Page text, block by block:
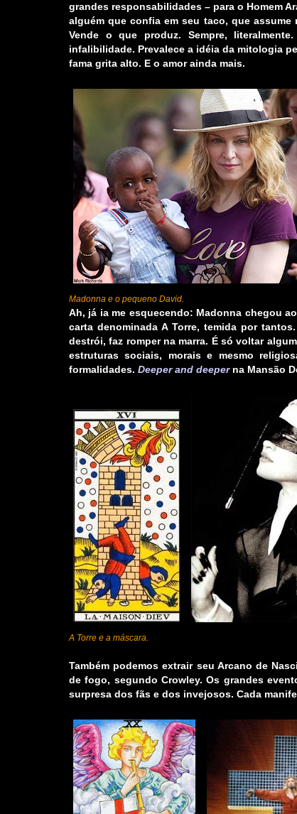
grandes responsabilidades – para o Homem
alguém que confia em seu taco, que
Vende o que produz. Sempre,
infalibilidade. Prevalece a idéia da mitologia
fama grita alto. E o amor ainda mais.
Madonna e o pequeno David.
Ah, já ia me esquecendo: Madonna chegou
carta denominadaA Torre, temida por
destrói, faz romper na marra. É só voltar
estruturas sociais, morais e mesmo
formalidades. Deeper and deeperna Mansão
A Torre e a máscara.
Também podemos extrair seu Arcano de
de fogo, segundo Crowley. Os grandes
surpresa dos fãs e dos invejosos. Cada